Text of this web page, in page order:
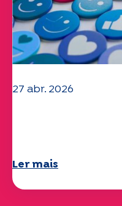
27 abr. 2026
Ler mais